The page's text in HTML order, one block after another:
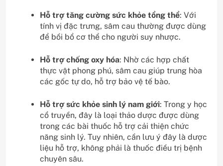
Hỗ trợ tăng cường sức khỏe tổng thể: Với
tính vị đặc trưng, sâm cau thường được dùng
để bồi bổ cơ thể cho người suy nhược.
Hỗ trợ chống oxy hóa: Nhờ các hợp chất
thực vật phong phú, sâm cau giúp trung hòa
các gốc tự do, hỗ trợ bảo vệ tế bào.
Hỗ trợ sức khỏe sinh lý nam giới: Trong y học
cổ truyền, đây là loại thảo dược được dùng
trong các bài thuốc hỗ trợ cải thiện chức
năng sinh lý. Tuy nhiên, cần lưu ý đây là dược
liệu hỗ trợ, không phải là thuốc điều trị bệnh
chuyên sâu.